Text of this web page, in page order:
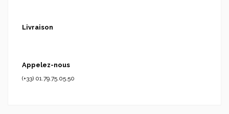
Livraison
Appelez-nous
(+33) 01.79.75.05.50